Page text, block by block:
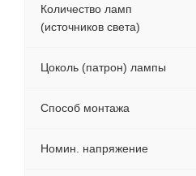
Количество ламп
(источников света)
Цоколь (патрон) лампы
Способ монтажа
Номин. напряжение